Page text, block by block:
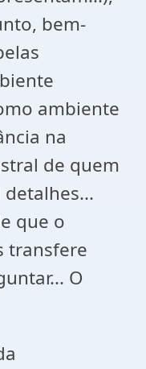
bem-
ambiente
na
de quem
que o
transfere
O